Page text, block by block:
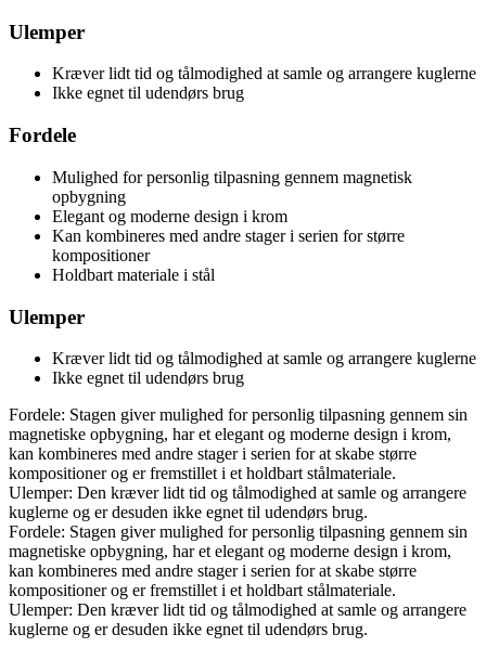
Ulemper
Kræver lidt tid og tålmodighed at samle og arrangere kuglerne
Ikke egnet til udendørs brug
Fordele
Mulighed for personlig tilpasning gennem magnetisk
opbygning
Elegant og moderne design i krom
Kan kombineres med andre stager i serien for større
kompositioner
Holdbart materiale i stål
Ulemper
Kræver lidt tid og tålmodighed at samle og arrangere kuglerne
Ikke egnet til udendørs brug
Fordele: Stagen giver mulighed for personlig tilpasning gennem sin
magnetiske opbygning, har et elegant og moderne design i krom,
kan kombineres med andre stager i serien for at skabe større
kompositioner og er fremstillet i et holdbart stålmateriale.
Ulemper: Den kræver lidt tid og tålmodighed at samle og arrangere
kuglerne og er desuden ikke egnet til udendørs brug.
Fordele: Stagen giver mulighed for personlig tilpasning gennem sin
magnetiske opbygning, har et elegant og moderne design i krom,
kan kombineres med andre stager i serien for at skabe større
kompositioner og er fremstillet i et holdbart stålmateriale.
Ulemper: Den kræver lidt tid og tålmodighed at samle og arrangere
kuglerne og er desuden ikke egnet til udendørs brug.